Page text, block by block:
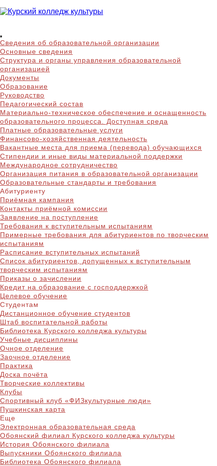
to
Курский колледж
культуры
Сведения об образовательной организации
Основные сведения
Структура и органы управления образовательной
организацией
Документы
Образование
Руководство
Педагогический состав
Материально-техническое обеспечение и оснащенность
образовательного процесса. Доступная среда
Платные образовательные услуги
Финансово-хозяйственная деятельность
Вакантные места для приема (перевода) обучающихся
Стипендии и иные виды материальной поддержки
Международное сотрудничество
Организация питания в образовательной организации
Образовательные стандарты и требования
Абитуриенту
Приёмная кампания
Контакты приёмной комиссии
Заявление на поступление
Требования к вступительным испытаниям
Примерные требования для абитуриентов по творческим
испытаниям
Расписание вступительных испытаний
Список абитуриентов, допущенных к вступительным
творческим испытаниям
Приказы о зачислении
Кредит на образование с господдержкой
Целевое обучение
Студентам
Дистанционное обучение студентов
Штаб воспитательной работы
Библиотека Курского колледжа культуры
Учебные дисциплины
Очное отделение
Заочное отделение
Практика
Доска почёта
Творческие коллективы
Клубы
Спортивный клуб «ФИЗкультурные люди»
Пушкинская карта
Еще
Электронная образовательная среда
Обоянский филиал Курского колледжа культуры
История Обоянского филиала
Выпускники Обоянского филиала
Библиотека Обоянского филиала